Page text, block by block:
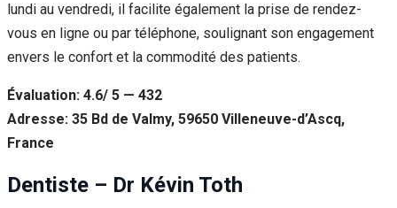
lundi au vendredi, il facilite également la prise de rendez-
vous en ligne ou par téléphone, soulignant son engagement
envers le confort et la commodité des patients.
Évaluation: 4.6/ 5 — 432
Adresse: 35 Bd de Valmy, 59650 Villeneuve-d’Ascq,
France
Dentiste – Dr Kévin Toth